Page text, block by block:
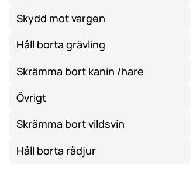
Skydd mot vargen
Håll borta grävling
Skrämma bort kanin /hare
Övrigt
Skrämma bort vildsvin
Håll borta rådjur